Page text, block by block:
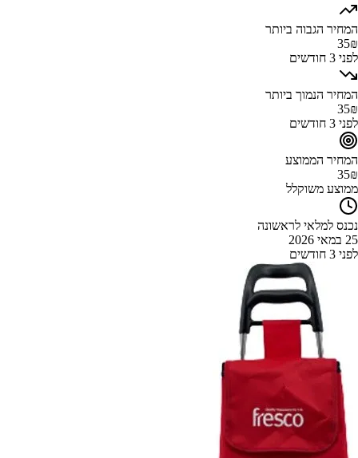
המחיר הגבוה ביותר
35₪
לפני 3 חודשים
המחיר הנמוך ביותר
35₪
לפני 3 חודשים
המחיר הממוצע
35₪
ממוצע משוקלל
נכנס למלאי לראשונה
25 במאי 2026
לפני 3 חודשים